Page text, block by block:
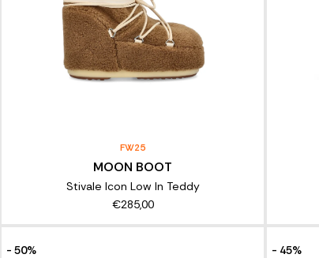
FW25
MOON BOOT
Stivale Icon Low In Teddy
€285,00
- 50% - 45%